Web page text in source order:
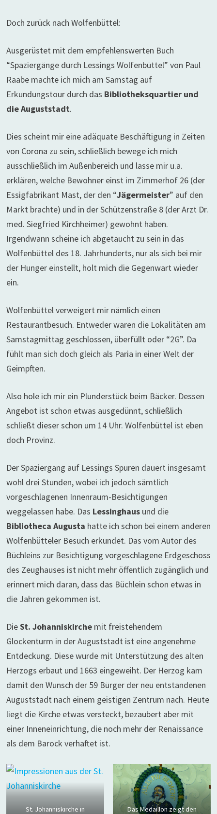
Doch zurück nach Wolfenbüttel:
Ausgerüstet mit dem empfehlenswerten Buch
“Spaziergänge durch Lessings Wolfenbüttel” von Paul
Raabe machte ich mich am Samstag auf
Erkundungstour durch das Bibliotheksquartier und
die Auguststadt.
Dies scheint mir eine adäquate Beschäftigung in Zeiten
von Corona zu sein, schließlich bewege ich mich
ausschließlich im Außenbereich und lasse mir u.a.
erklären, welche Bewohner einst im Zimmerhof 26 (der
Essigfabrikant Mast, der den “Jägermeister” auf den
Markt brachte) und in der Schützenstraße 8 (der Arzt Dr.
med. Siegfried Kirchheimer) gewohnt haben.
Irgendwann scheine ich abgetaucht zu sein in das
Wolfenbüttel des 18. Jahrhunderts, nur als sich bei mir
der Hunger einstellt, holt mich die Gegenwart wieder
ein.
Wolfenbüttel verweigert mir nämlich einen
Restaurantbesuch. Entweder waren die Lokalitäten am
Samstagmittag geschlossen, überfüllt oder “2G”. Da
fühlt man sich doch gleich als Paria in einer Welt der
Geimpften.
Also hole ich mir ein Plunderstück beim Bäcker. Dessen
Angebot ist schon etwas ausgedünnt, schließlich
schließt dieser schon um 14 Uhr. Wolfenbüttel ist eben
doch Provinz.
Der Spaziergang auf Lessings Spuren dauert insgesamt
wohl drei Stunden, wobei ich jedoch sämtlich
vorgeschlagenen Innenraum-Besichtigungen
weggelassen habe. Das Lessinghausund die
Bibliotheca Augusta hatte ich schon bei einem anderen
Wolfenbütteler Besuch erkundet. Das vom Autor des
Büchleins zur Besichtigung vorgeschlagene Erdgeschoss
des Zeughauses ist nicht mehr öffentlich zugänglich und
erinnert mich daran, dass das Büchlein schon etwas in
die Jahren gekommen ist.
DieSt. Johanniskirchemit freistehendem
Glockenturm in der Auguststadt ist eine angenehme
Entdeckung. Diese wurde mit Unterstützung des alten
Herzogs erbaut und 1663 eingeweiht. Der Herzog kam
damit den Wunsch der 59 Bürger der neu entstandenen
Auguststadt nach einem geistigen Zentrum nach. Heute
liegt die Kirche etwas versteckt, bezaubert aber mit
einer Inneneinrichtung, die noch mehr der Renaissance
als dem Barock verhaftet ist.
St. Johanniskirche in
Das Medaillon zeigt den